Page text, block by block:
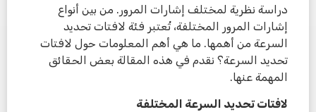
دراسة نظرية لمختلف إشارات المرور. من بين أنواع
إشارات المرور المختلفة، تُعتبر فئة لافتات تحديد
السرعة من أهمها. ما هي أهم المعلومات حول لافتات
تحديد السرعة؟ نقدم في هذه المقالة بعض الحقائق
المهمة عنها.
لافتات تحديد السرعة المختلفة